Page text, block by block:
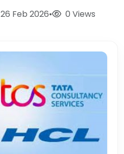
26 Feb 2026• 0 Views